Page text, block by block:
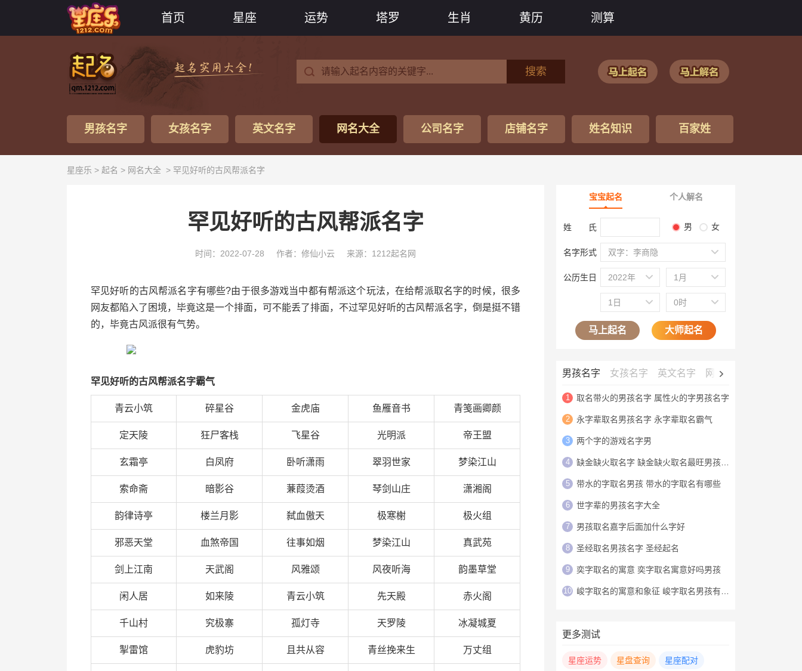
首页 星座 运势 塔罗 生肖 黄历 测算
搜索
男孩名字 女孩名字 英文名字 网名大全 公司名字 店铺名字 姓名知识 百家姓
星座乐 > 起名 > 网名大全 > 罕见好听的古风帮派名字
罕见好听的古风帮派名字
时间：2022-07-28 作者：修仙小云 来源：1212起名网
罕见好听的古风帮派名字有哪些?由于很多游戏当中都有帮派这个玩法，在给帮派取名字的时候，很多
网友都陷入了困境，毕竟这是一个排面，可不能丢了排面，不过罕见好听的古风帮派名字，倒是挺不错
的，毕竟古风派很有气势。
罕见好听的古风帮派名字霸气
青云小筑 碎星谷 金虎庙 鱼雁音书 青笺画卿颜
定天陵 狂尸客栈 飞星谷 光明派 帝王盟
玄霜亭 白凤府 卧听潇雨 翠羽世家 梦染江山
索命斋 暗影谷 蒹葭烫酒 琴剑山庄 潇湘阁
韵律诗亭 楼兰月影 弑血傲天 极寒榭 极火组
邪恶天堂 血煞帝国 往事如烟 梦染江山 真武苑
剑上江南 天武阁 风雅颂 风夜听海 韵墨草堂
闲人居 如来陵 青云小筑 先天殿 赤火阁
千山村 究极寨 孤灯寺 天罗陵 冰凝城夏
掣雷馆 虎豹坊 且共从容 青丝挽来生 万丈组
宝宝起名 个人解名
姓 氏 男 女
名字形式 双字：李商隐
公历生日 2022年 1月
1日 0时
马上起名 大师起名
男孩名字 女孩名字 英文名字 网名大全
1 取名带火的男孩名字 属性火的字男孩名字
2 永字辈取名男孩名字 永字辈取名霸气
3 两个字的游戏名字男
4 缺金缺火取名字 缺金缺火取名最旺男孩名字
5 带水的字取名男孩 带水的字取名有哪些
6 世字辈的男孩名字大全
7 男孩取名嘉字后面加什么字好
8 圣经取名男孩名字 圣经起名
9 奕字取名的寓意 奕字取名寓意好吗男孩
10 峻字取名的寓意和象征 峻字取名男孩有寓意
更多测试
星座运势 星盘查询 星座配对